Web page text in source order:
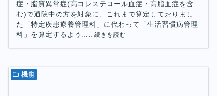
症・脂質異常症(高コレステロール血症・高脂血症を含
む)で通院中の方を対象に、これまで算定しておりまし
た「特定疾患療養管理料」に代わって「生活習慣病管理
料」を算定するよう ……続きを読む
機能